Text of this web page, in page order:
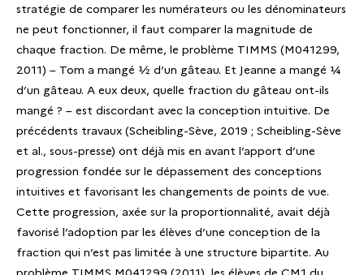
stratégie de comparer les numérateurs ou les dénominateurs
ne peut fonctionner, il faut comparer la magnitude de
chaque fraction. De même, le problème TIMMS (M041299,
2011) – Tom a mangé ½ d’un gâteau. Et Jeanne a mangé ¼
d’un gâteau. A eux deux, quelle fraction du gâteau ont-ils
mangé ? – est discordant avec la conception intuitive. De
précédents travaux (Scheibling-Sève, 2019 ; Scheibling-Sève
et al., sous-presse) ont déjà mis en avant l’apport d’une
progression fondée sur le dépassement des conceptions
intuitives et favorisant les changements de points de vue.
Cette progression, axée sur la proportionnalité, avait déjà
favorisé l’adoption par les élèves d’une conception de la
fraction qui n’est pas limitée à une structure bipartite. Au